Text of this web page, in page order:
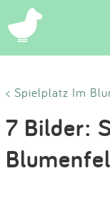
< Spielplatz Im
7 Bilder: